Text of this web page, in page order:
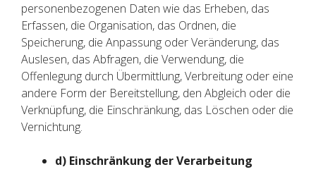
personenbezogenen Daten wie das Erheben, das
Erfassen, die Organisation, das Ordnen, die
Speicherung, die Anpassung oder Veränderung, das
Auslesen, das Abfragen, die Verwendung, die
Offenlegung durch Übermittlung, Verbreitung oder eine
andere Form der Bereitstellung, den Abgleich oder die
Verknüpfung, die Einschränkung, das Löschen oder die
Vernichtung.
d) Einschränkung der Verarbeitung